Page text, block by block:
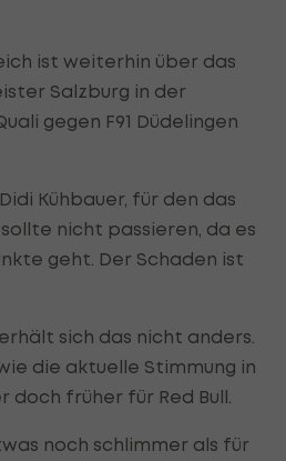
ist weiterhin über das
Salzburg in der
gegen F91 Düdelingen
Kühbauer, für den das
nicht passieren, da es
geht. Der Schaden ist
sich das nicht anders.
die aktuelle Stimmung in
doch früher für Red Bull.
noch schlimmer als für